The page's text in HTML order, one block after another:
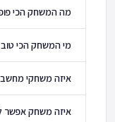
מה המשחק הכי
מי המשחק הכי
איזה משחקי מחשב
איזה משחק אפשר